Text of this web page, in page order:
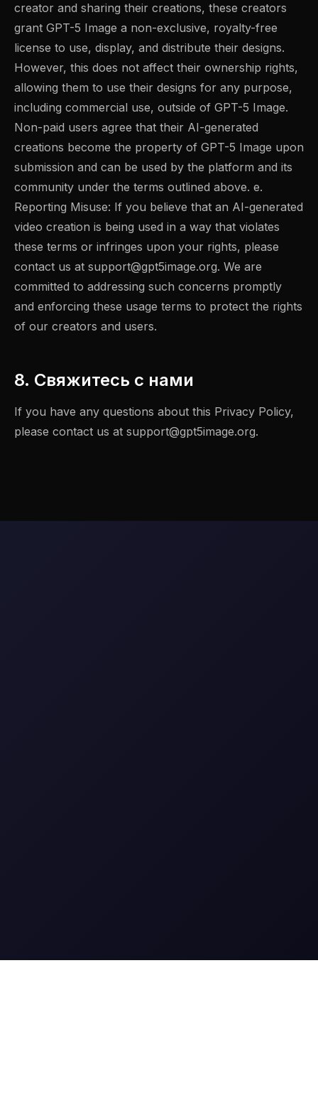
creator and sharing their creations, these creators
grant GPT-5 Image a non-exclusive, royalty-free
license to use, display, and distribute their designs.
However, this does not affect their ownership rights,
allowing them to use their designs for any purpose,
including commercial use, outside of GPT-5 Image.
Non-paid users agree that their AI-generated
creations become the property of GPT-5 Image upon
submission and can be used by the platform and its
community under the terms outlined above. e.
Reporting Misuse: If you believe that an AI-generated
video creation is being used in a way that violates
these terms or infringes upon your rights, please
contact us at support@gpt5image.org. We are
committed to addressing such concerns promptly
and enforcing these usage terms to protect the rights
of our creators and users.
8. Свяжитесь с нами
If you have any questions about this Privacy Policy,
please contact us at support@gpt5image.org.